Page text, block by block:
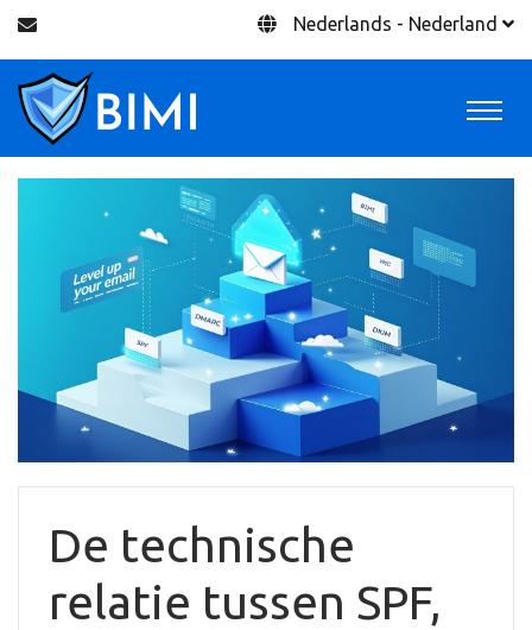
Nederlands - Nederland
De technische
relatie tussen SPF,